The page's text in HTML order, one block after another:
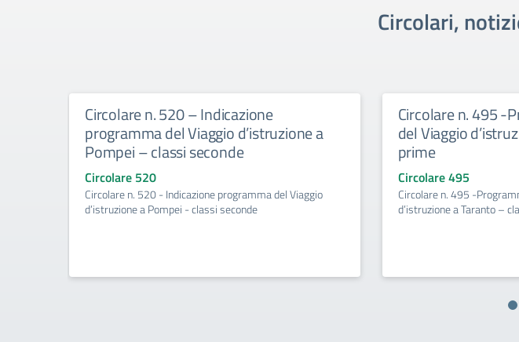
Circolari,
Circolare n. 520 – Indicazione
programma del Viaggio d’istruzione a
Pompei – classi seconde
Circolare 520
Circolare n. 520 - Indicazione programma del Viaggio
d’istruzione a Pompei - classi seconde
Circolare n. 495 -
del Viaggio
prime
Circolare 495
Circolare n. 495 -
d’istruzione a Taranto –